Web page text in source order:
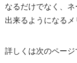
なるだけでなく、
出来るようになるメ
詳しくは次のページ